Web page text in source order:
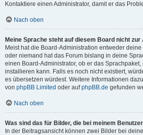
Kontaktiere einen Administrator, damit er das
Nach oben
Meine Sprache steht auf diesem Board nicht zur
Meist hat die Board-Administration entweder
oder niemand hat das Forum bislang in deine
einen Board-Administrator, ob er das
installieren kann. Falls es noch nicht existiert,
es übersetzen würdest. Weitere Informationen
von phpBB Limited oder aufphpBB.de gefunden
Nach oben
Was sind das für Bilder, die bei meinem
In der Beitragsansicht können zwei Bilder bei